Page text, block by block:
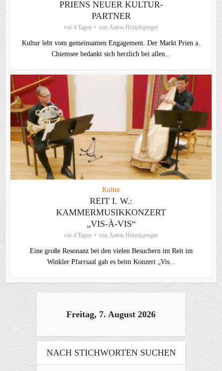
PRIENS NEUER KULTUR-
PARTNER
vor 4 Tagen von Anton Hötzelsperger
Kultur lebt vom gemeinsamen Engagement. Der Markt Prien a.
Chiemsee bedankt sich herzlich bei allen...
Kultur
REIT I. W.:
KAMMERMUSIKKONZERT
„VIS-À-VIS“
vor 4 Tagen von Anton Hötzelsperger
Eine große Resonanz bei den vielen Besuchern im Reit im
Winkler Pfarrsaal gab es beim Konzert „Vis...
Freitag, 7. August 2026
NACH STICHWORTEN SUCHEN